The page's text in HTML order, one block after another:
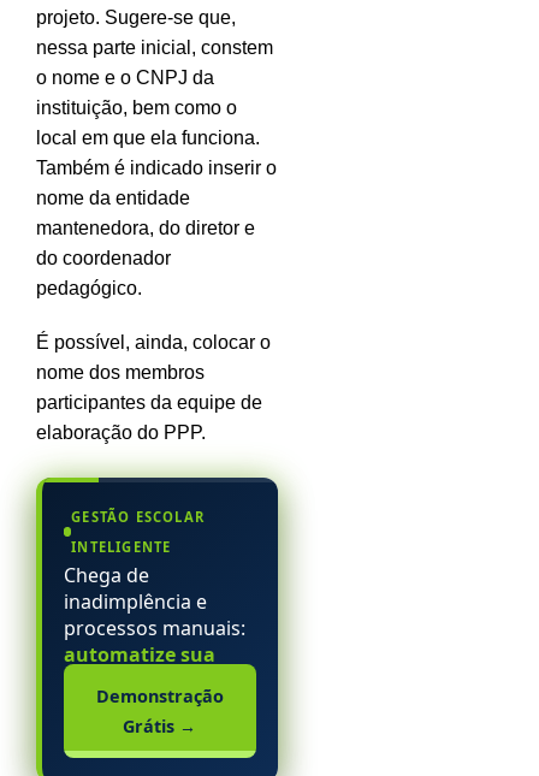
projeto. Sugere-se que,
nessa parte inicial, constem
o nome e o CNPJ da
instituição, bem como o
local em que ela funciona.
Também é indicado inserir o
nome da entidade
mantenedora, do diretor e
do coordenador
pedagógico.
É possível, ainda, colocar o
nome dos membros
participantes da equipe de
elaboração do PPP.
GESTÃO ESCOLAR
INTELIGENTE
Chega de
inadimplência e
processos manuais:
automatize sua
escola particular.
Demonstração
Grátis →